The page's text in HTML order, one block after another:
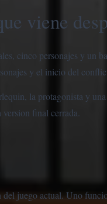
viene
cinco personajes y un
y el inicio del
la protagonista y
final cerrada.
juego actual. Uno